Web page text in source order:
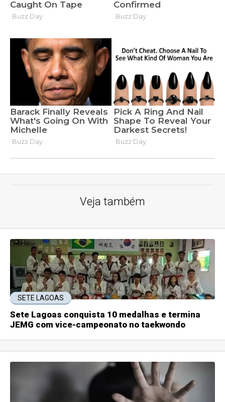
Veja também
SETE LAGOAS
Sete Lagoas conquista 10 medalhas e termina
JEMG com vice-campeonato no taekwondo